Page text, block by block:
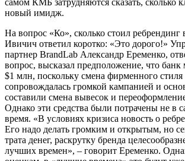
самом КМБ затрудняются сказать, сколько
новый имидж.
На вопрос «Ко», сколько стоил ребрендинг
Ивичич ответил коротко: «Это дорого!»
партнер BrandLab Александр Еременко,
вопрос, высказал предположение, что банк
$1 млн, поскольку смена фирменного
сопровождалась громкой кампанией и
составили смена вывесок и
Однако эти средства были потрачены не в
время. «В условиях кризиса новость о
Его надо делать громким и открытым, но
трата денег, раскрутку бренда
лучших времен», – говорит Еременко.